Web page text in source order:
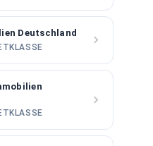
Deutschland